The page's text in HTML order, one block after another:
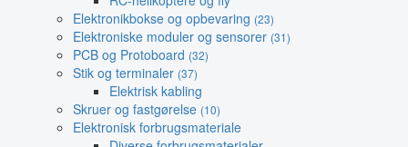
Elektronikbokse og opbevaring (23)
Elektroniske moduler og sensorer (31)
PCB og Protoboard (32)
Stik og terminaler (37)
Elektrisk kabling
Skruer og fastgørelse (10)
Elektronisk forbrugsmateriale